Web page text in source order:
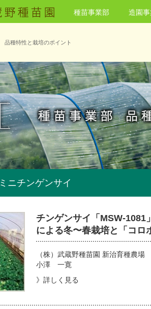
種苗事業部 造園
品種特性と栽培のポイント
ニチンゲンサイ
チンゲンサイ「MSW-1081
による冬〜春栽培と「コロ
（株）武蔵野種苗園 新治育種農場
小澤 一寛
》詳しく見る